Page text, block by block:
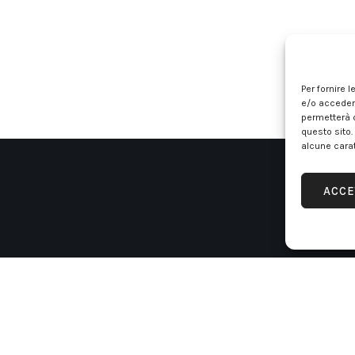
Per fornire
e/o
permetterà
questo
alcune